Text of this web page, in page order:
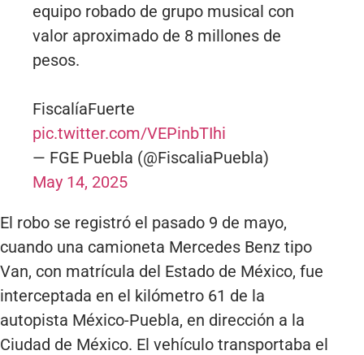
equipo robado de grupo musical con
valor aproximado de 8 millones de
pesos.
FiscalíaFuerte
pic.twitter.com/VEPinbTIhi
— FGE Puebla (@FiscaliaPuebla)
May 14, 2025
El robo se registró el pasado 9 de mayo,
cuando una camioneta Mercedes Benz tipo
Van, con matrícula del Estado de México, fue
interceptada en el kilómetro 61 de la
autopista México-Puebla, en dirección a la
Ciudad de México. El vehículo transportaba el